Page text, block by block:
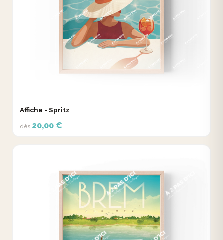
Affiche - Spritz
dès 20,00 €